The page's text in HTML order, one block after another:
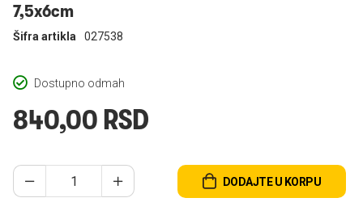
7,5x6cm
Dostupno odmah
Šifra artikla 027538
840,00 RSD
DODAJTE U KORPU